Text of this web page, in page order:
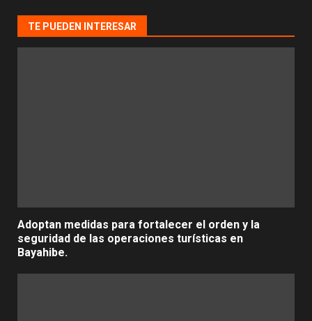
TE PUEDEN INTERESAR
Adoptan medidas para fortalecer el orden y la
seguridad de las operaciones turísticas en
Bayahibe.